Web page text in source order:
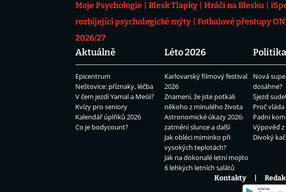
Moje Psychologie Blesk Tlapky Hráči na Blesku
rozbíjející psychologické mýty
Fotbalové přestupy
2026/27
Aktuálně
Epicentrum
Neštovice: příznaky, léčba
V čem jezdí Yamal a Mesii?
Kvízy pro seniory
Kalendář úplňků 2026
Co je bodycount?
Léto 2026
Karlovarský filmový festival
2026
Znamení, že jste potkali
někoho z minulého života
Astronomické úkazy 2026:
zatmění slunce a další
Jak obléci miminko při
vysokých teplotách?
Jak na dokonalé letní mojito
6 lehkých letních salátů
Politika
Nová
dosáhne?
Sjezd
Proč vláda
Padni
Výpověď
Divoký
Kontakty